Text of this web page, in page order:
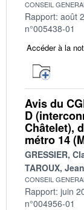
CONSEIL
Rapport: août
n°005438-01
Accéder à la
Avis du
D
Châtelet),
métro 14
GRESSIER,
TAROUX,
CONSEIL
Rapport: juin
n°004956-01